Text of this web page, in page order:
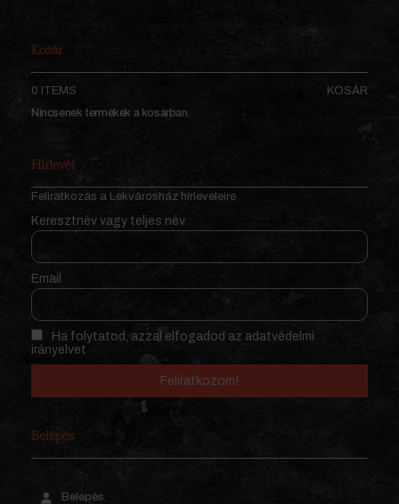
Kosár
0 ITEMS
KOSÁR
Nincsenek termékek a kosárban.
Hírlevél
Feliratkozás a Lekvárosház hírleveleire
Keresztnév vagy teljes név
Email
Ha folytatod, azzal elfogadod az adatvédelmi
irányelvet
Belépés
Belépés